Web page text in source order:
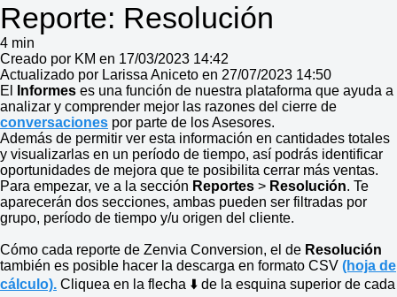
Reporte: Resolución
4 min
Creado por KM en 17/03/2023 14:42
Actualizado por Larissa Aniceto en 27/07/2023 14:50
El
Informes es una función de nuestra plataforma que ayuda a
analizar y comprender mejor las razones del cierre de
conversaciones por parte de los Asesores.
Además de permitir ver esta información en cantidades totales
y visualizarlas en un período de tiempo, así podrás identificar
oportunidades de mejora que te posibilita cerrar más ventas.
Para empezar, ve a la sección Reportes > Resolución. Te
aparecerán dos secciones, ambas pueden ser filtradas por
grupo, período de tiempo y/u origen del cliente.
Cómo cada reporte de Zenvia Conversion, el de Resolución
también es posible hacer la descarga en formato CSV (hoja de
cálculo). Cliquea en la flecha ⬇️ de la esquina superior de cada